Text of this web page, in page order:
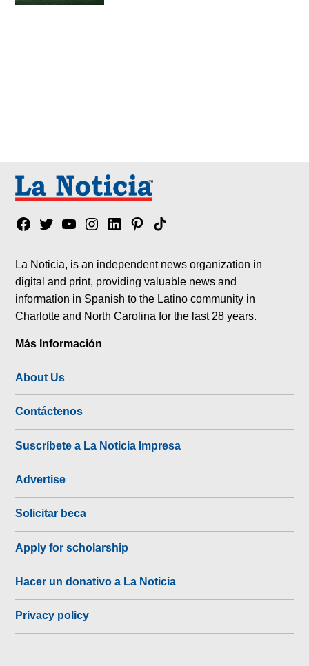
Facebook
TwitterYouTubeInstagram
LinkedinPinterest
Tik
La Noticia, is an independent news organization in
digital and print, providing valuable news and
information in Spanish to the Latino community in
Charlotte and North Carolina for the last 28 years.
Más Información
About Us
Contáctenos
Suscríbete a La Noticia Impresa
Advertise
Solicitar beca
Apply for scholarship
Hacer un donativo a La Noticia
Privacy policy